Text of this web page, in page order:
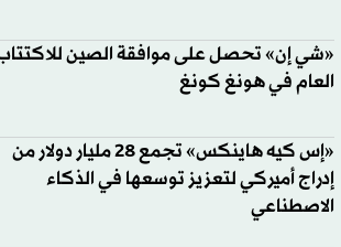
«شي إن» تحصل على موافقة الصين
العام في هونغ كونغ
«إس كيه هاينكس» تجمع 28 مليار دولار من
إدراج أميركي لتعزيز توسعها في الذكاء
الاصطناعي